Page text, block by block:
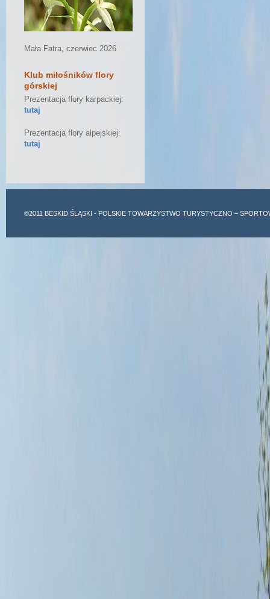
Mała Fatra, czerwiec 2026
Klub miłośników flory
górskiej
Prezentacja flory karpackiej:
tutaj
Prezentacja flory alpejskiej:
tutaj
©2011 BESKID ŚLĄSKI - POLSKIE TOWARZYSTWO TURYSTYCZNO –